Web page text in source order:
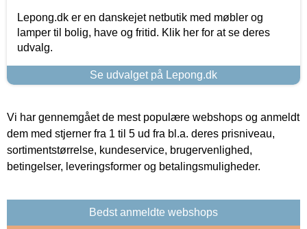
Lepong.dk er en danskejet netbutik med møbler og
lamper til bolig, have og fritid. Klik her for at se deres
udvalg.
Se udvalget på Lepong.dk
Vi har gennemgået de mest populære webshops og anmeldt
dem med stjerner fra 1 til 5 ud fra bl.a. deres prisniveau,
sortimentstørrelse, kundeservice, brugervenlighed,
betingelser, leveringsformer og betalingsmuligheder.
Bedst anmeldte webshops